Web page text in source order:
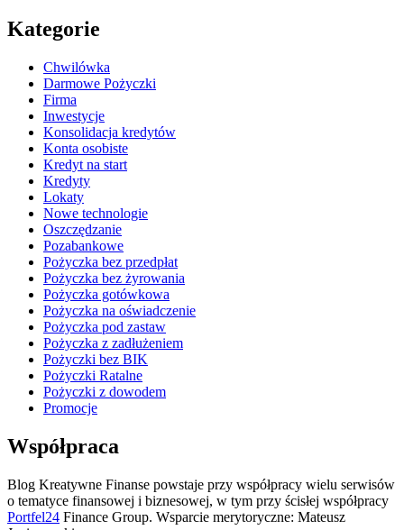
Kategorie
Chwilówka
Darmowe Pożyczki
Firma
Inwestycje
Konsolidacja kredytów
Konta osobiste
Kredyt na start
Kredyty
Lokaty
Nowe technologie
Oszczędzanie
Pozabankowe
Pożyczka bez przedpłat
Pożyczka bez żyrowania
Pożyczka gotówkowa
Pożyczka na oświadczenie
Pożyczka pod zastaw
Pożyczka z zadłużeniem
Pożyczki bez BIK
Pożyczki Ratalne
Pożyczki z dowodem
Promocje
Współpraca
Blog Kreatywne Finanse powstaje przy współpracy wielu serwisów
o tematyce finansowej i biznesowej, w tym przy ścisłej współpracy
Portfel24 Finance Group. Wsparcie merytoryczne: Mateusz